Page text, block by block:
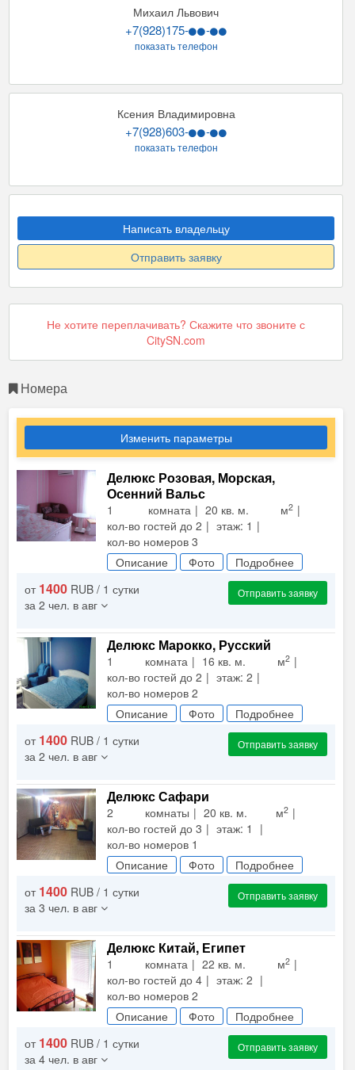
Михаил Львович
+7(928)175- -
показать телефон
Ксения Владимировна
+7(928)603- -
показать телефон
Написать владельцу
Отправить заявку
Не хотите переплачивать? Скажите что звоните с
CitySN.com
Номера
Изменить параметры
Делюкс Розовая, Морская,
Осенний Вальс
1 комната 20 кв. м. м2
кол-во гостей до 2
этаж: 1
кол-во номеров 3
Описание
Фото
Подробнее
от 1400 RUB / 1 сутки
за 2 чел. в авг
Отправить заявку
Делюкс Марокко, Русский
1 комната 16 кв. м. м2
кол-во гостей до 2
этаж: 2
кол-во номеров 2
Описание
Фото
Подробнее
от 1400 RUB / 1 сутки
за 2 чел. в авг
Отправить заявку
Делюкс Сафари
2 комнаты 20 кв. м. м2
кол-во гостей до 3
этаж: 1
кол-во номеров 1
Описание
Фото
Подробнее
от 1400 RUB / 1 сутки
за 3 чел. в авг
Отправить заявку
Делюкс Китай, Египет
1 комната 22 кв. м. м2
кол-во гостей до 4
этаж: 2
кол-во номеров 2
Описание
Фото
Подробнее
от 1400 RUB / 1 сутки
за 4 чел. в авг
Отправить заявку